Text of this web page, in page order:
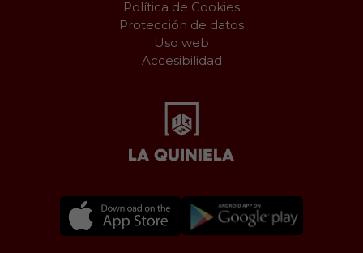
Política de Cookies
Protección de datos
Uso web
Accesibilidad